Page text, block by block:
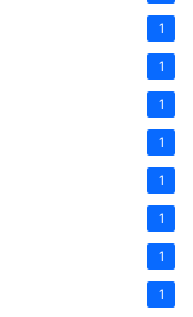
1
1
1
1
1
1
1
1